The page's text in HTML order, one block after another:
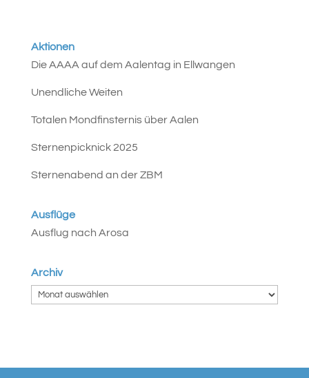
Aktionen
Die AAAA auf dem Aalentag in Ellwangen
Unendliche Weiten
Totalen Mondfinsternis über Aalen
Sternenpicknick 2025
Sternenabend an der ZBM
Ausflüge
Ausflug nach Arosa
Archiv